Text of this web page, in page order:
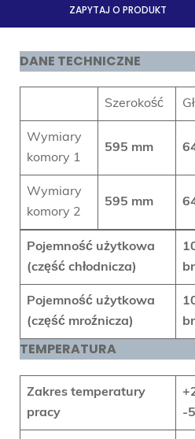
ZAPYTAJ O PRODUKT
DANE TECHNICZNE
Szerokość
Wymiary
komory 1
595 mm
Wymiary
komory 2
595 mm
Pojemność użytkowa
(część chłodnicza)
Pojemność użytkowa
(część mroźnicza)
TEMPERATURA
Zakres temperatury
pracy
-